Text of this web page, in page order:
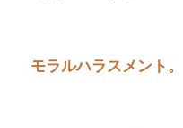
モラルハラスメント。